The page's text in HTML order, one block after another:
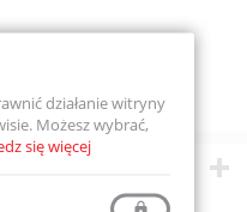
działanie witryny
Możesz wybrać,
się więcej